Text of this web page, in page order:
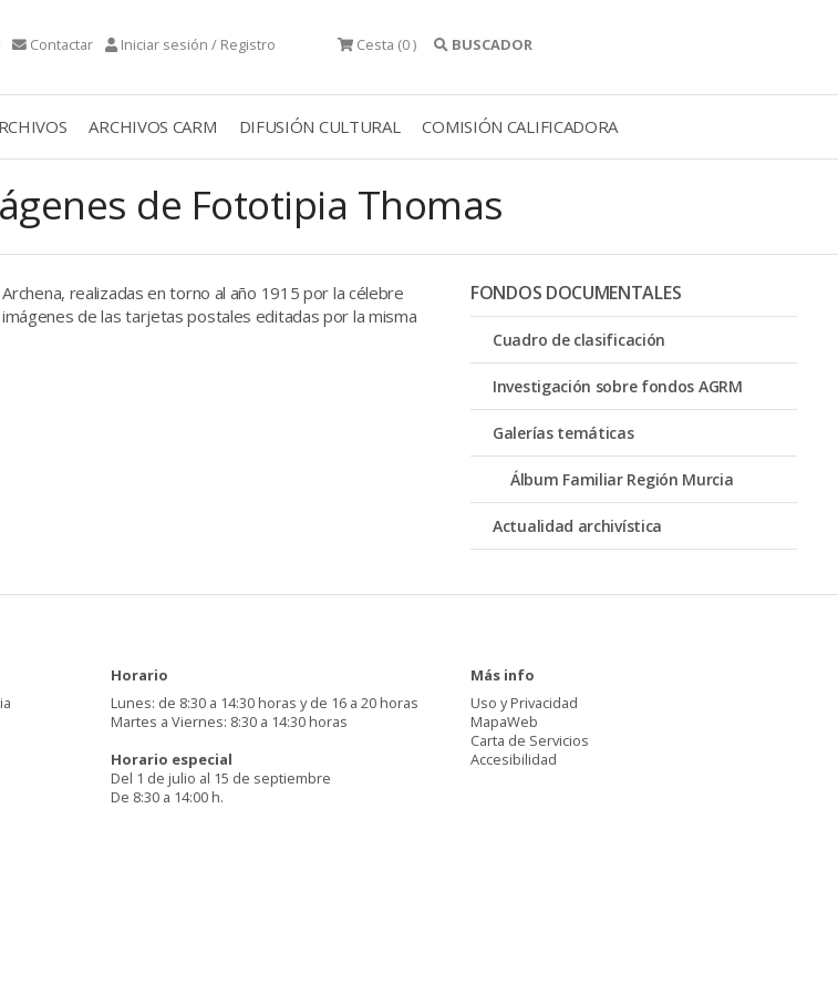
Contactar Iniciar sesión / Registro Cesta (0 ) BUSCADOR
ARCHIVOS CARM DIFUSIÓN CULTURAL COMISIÓN CALIFICADORA
de Fototipia Thomas
realizadas en torno al año 1915 por la célebre
de las tarjetas postales editadas por la misma
FONDOS DOCUMENTALES
Cuadro de clasificación
Investigación sobre fondos AGRM
Galerías temáticas
Álbum Familiar Región Murcia
Actualidad archivística
Horario
Lunes: de 8:30 a 14:30 horas y de 16 a 20 horas
Martes a Viernes: 8:30 a 14:30 horas
Horario especial
Del 1 de julio al 15 de septiembre
De 8:30 a 14:00 h.
Más info
Uso y Privacidad
MapaWeb
Carta de Servicios
Accesibilidad